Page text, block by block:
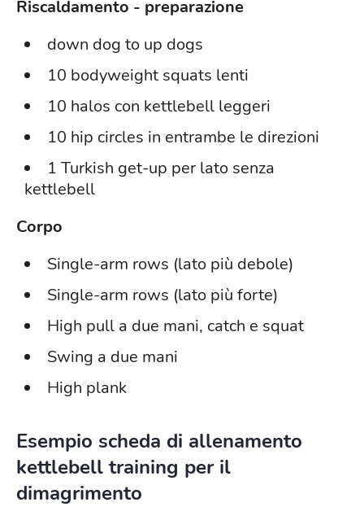
Riscaldamento - preparazione
down dog to up dogs
10 bodyweight squats lenti
10 halos con kettlebell leggeri
10 hip circles in entrambe le direzioni
1 Turkish get-up per lato senza
kettlebell
Corpo
Single-arm rows (lato più debole)
Single-arm rows (lato più forte)
High pull a due mani, catch e squat
Swing a due mani
High plank
Esempio scheda di allenamento
kettlebell training per il
dimagrimento